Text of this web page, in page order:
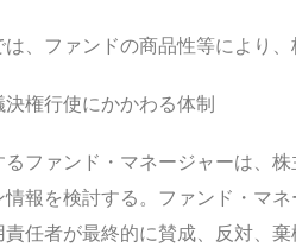
は、ファンドの商品性等により
決権行使にかかわる体制
るファンド・マネージャーは、
情報を検討する。ファンド・マ
責任者が最終的に賛成、反対、